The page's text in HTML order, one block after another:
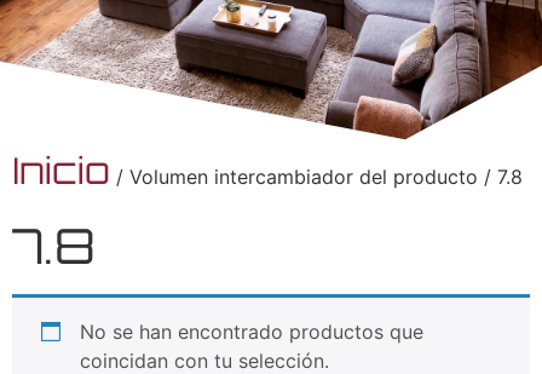
Inicio / Volumen intercambiador del producto / 7.8
7.8
No se han encontrado productos que
coincidan con tu selección.